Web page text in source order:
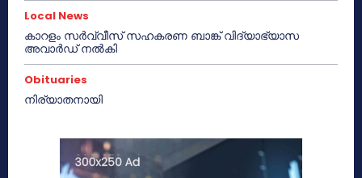
Local News
കാറളം സർവ്വീസ് സഹകരണ ബാങ്ക് വിദ്യാഭ്യാസ
അവാർഡ് നൽകി
Obituaries
നിര്യാതനായി